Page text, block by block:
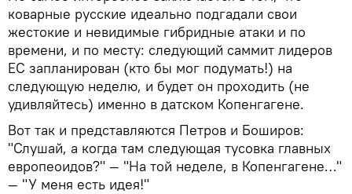
коварные русские идеально подгадали свои
жестокие и невидимые гибридные атаки и по
времени, и по месту: следующий саммит лидеров
ЕС запланирован (кто бы мог подумать!) на
следующую неделю, и будет он проходить (не
удивляйтесь) именно в датском Копенгагене.
Вот так и представляются Петров и Боширов:
"Слушай, а когда там следующая тусовка главных
европеоидов?" — "На той неделе, в Копенгагене…"
— "У меня есть идея!"